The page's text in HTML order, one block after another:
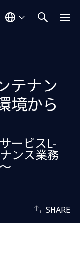
テナン
境から
ービスL-
ンス業務
SHARE